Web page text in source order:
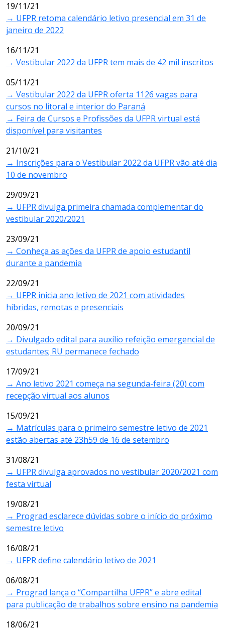
19/11/21
→ UFPR retoma calendário letivo presencial em 31 de
janeiro de 2022
16/11/21
→ Vestibular 2022 da UFPR tem mais de 42 mil inscritos
05/11/21
→ Vestibular 2022 da UFPR oferta 1126 vagas para
cursos no litoral e interior do Paraná
→ Feira de Cursos e Profissões da UFPR virtual está
disponível para visitantes
21/10/21
→ Inscrições para o Vestibular 2022 da UFPR vão até dia
10 de novembro
29/09/21
→ UFPR divulga primeira chamada complementar do
vestibular 2020/2021
23/09/21
→ Conheça as ações da UFPR de apoio estudantil
durante a pandemia
22/09/21
→ UFPR inicia ano letivo de 2021 com atividades
híbridas, remotas e presenciais
20/09/21
→ Divulgado edital para auxílio refeição emergencial de
estudantes; RU permanece fechado
17/09/21
→ Ano letivo 2021 começa na segunda-feira (20) com
recepção virtual aos alunos
15/09/21
→ Matrículas para o primeiro semestre letivo de 2021
estão abertas até 23h59 de 16 de setembro
31/08/21
→ UFPR divulga aprovados no vestibular 2020/2021 com
festa virtual
19/08/21
→ Prograd esclarece dúvidas sobre o início do próximo
semestre letivo
16/08/21
→ UFPR define calendário letivo de 2021
06/08/21
→ Prograd lança o “Compartilha UFPR” e abre edital
para publicação de trabalhos sobre ensino na pandemia
18/06/21